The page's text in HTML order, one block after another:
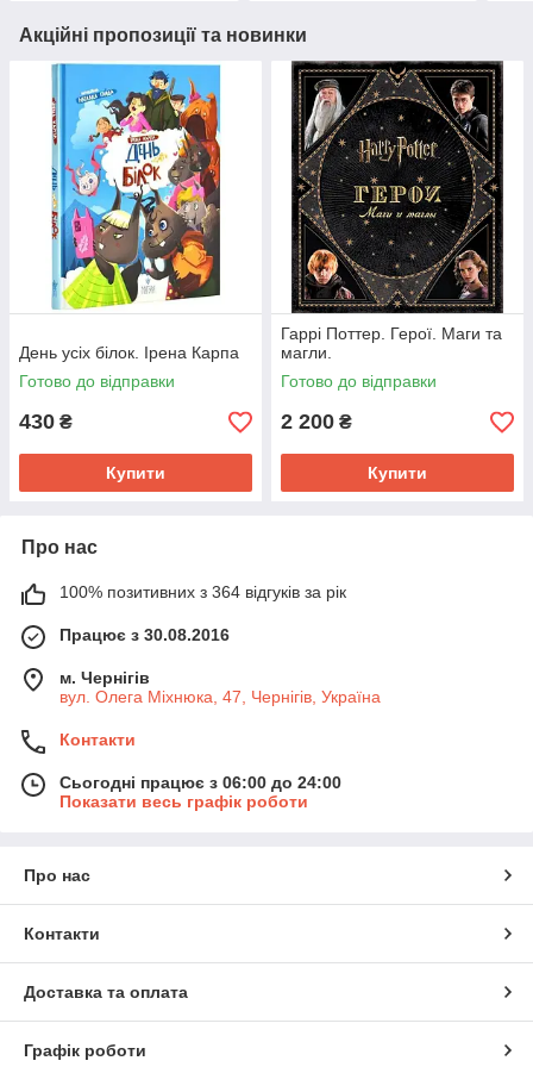
Акційні пропозиції та новинки
День усіх білок. Ірена Карпа
Готово до відправки
430 ₴
Купити
Гаррі Поттер. Герої. Маги та
магли.
Готово до відправки
2 200 ₴
Купити
Про нас
100% позитивних з 364 відгуків за рік
Працює з 30.08.2016
м. Чернігів
вул. Олега Міхнюка, 47, Чернігів, Україна
Контакти
Сьогодні працює з 06:00 до 24:00
Показати весь графік роботи
Про нас
Контакти
Доставка та оплата
Графік роботи